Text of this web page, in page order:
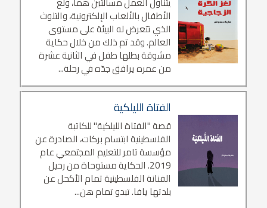
الأطفال بالألعاب الإلكترونية، والتلوث
الذي تتعرض له البيئة على مستوى
العالم. وقد تم ذلك من خلال حكاية
مشوقة بطلها طفل في الثانية عشرة
من عمره يرافق جدّه في رحلة...
الفتاة الليلكية
قصة "الفتاة الليلكية" للكاتبة
الفلسطينية ابتسام بركات، الصادرة عن
مؤسسة تامر للتعليم المجتمعي عام
2019. الحكاية مستوحاة من رحيل
الفنانة الفلسطينية تمام الأكحل عن
بلدتها يافا. تبدو تمام هن...